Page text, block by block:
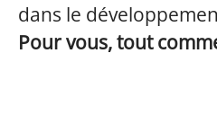
dans le
Pour vous, tout